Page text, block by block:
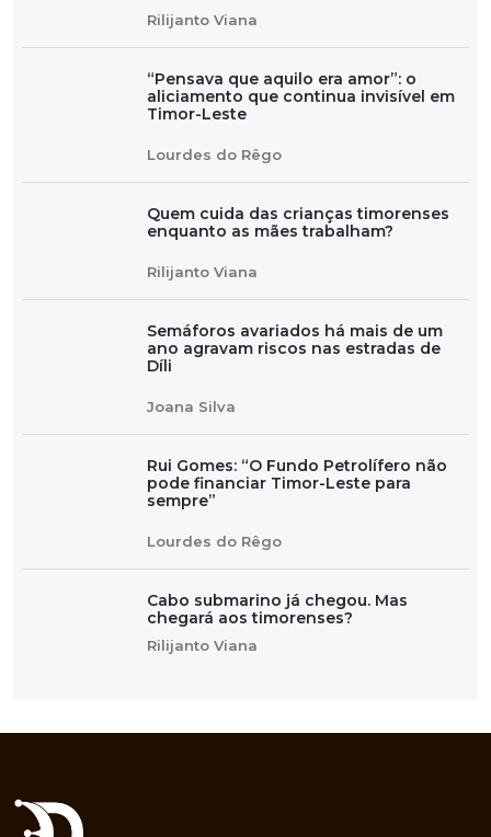
Rilijanto Viana
“Pensava que aquilo era amor”: o
aliciamento que continua invisível em
Timor-Leste
Lourdes do Rêgo
Quem cuida das crianças timorenses
enquanto as mães trabalham?
Rilijanto Viana
Semáforos avariados há mais de um
ano agravam riscos nas estradas de
Díli
Joana Silva
Rui Gomes: “O Fundo Petrolífero não
pode financiar Timor-Leste para
sempre”
Lourdes do Rêgo
Cabo submarino já chegou. Mas
chegará aos timorenses?
Rilijanto Viana